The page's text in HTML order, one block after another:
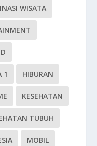
WISATA
1 HIBURAN
KESEHATAN
TUBUH
MOBIL